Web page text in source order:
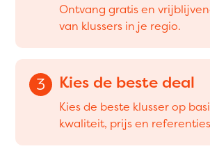
Ontvang gratis en
van klussers in je regio.
3 Kies de beste deal
Kies de beste klusser op
kwaliteit, prijs en referenties